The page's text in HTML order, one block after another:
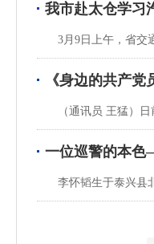
我市赴太仓学习
3月9日上午，省交
《身边的共产
（通讯员 王猛）日
一位巡警的本
李怀韬生于泰兴县